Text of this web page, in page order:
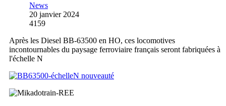
News
20 janvier 2024
4159
Après les Diesel BB-63500 en HO, ces locomotives
incontournables du paysage ferroviaire français seront fabriquées à
l'échelle N